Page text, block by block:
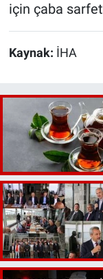
için çaba
Kaynak: İHA